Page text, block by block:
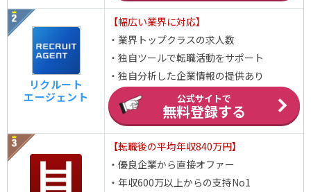
リクルート
エージェント
【幅広い業界に対応】
・業界トップクラスの求人数
・独自ツールで転職活動をサポート
・独自分析した企業情報の提供あり
公式サイトで
無料登録する
【転職後の平均年収840万円】
・優良企業から直接オファー
・年収600万以上からの支持No1